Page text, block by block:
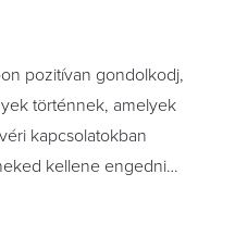
pozitívan gondolkodj,
történnek, amelyek
kapcsolatokban
kellene engedni…